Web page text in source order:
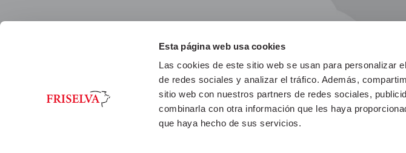
Esta página web usa cookies
Las cookies de este sitio web se usan para personalizar
de redes sociales y analizar el tráfico. Además,
sitio web con nuestros partners de redes sociales,
combinarla con otra información que les haya
que haya hecho de sus servicios.